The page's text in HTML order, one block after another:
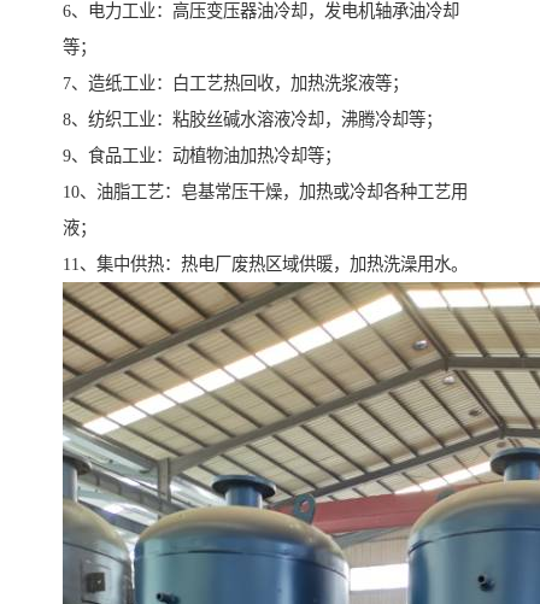
6、电力工业：高压变压器油冷却，发电机轴承油冷却
等；
7、造纸工业：白工艺热回收，加热洗浆液等；
8、纺织工业：粘胶丝碱水溶液冷却，沸腾冷却等；
9、食品工业：动植物油加热冷却等；
10、油脂工艺：皂基常压干燥，加热或冷却各种工艺用
液；
11、集中供热：热电厂废热区域供暖，加热洗澡用水。